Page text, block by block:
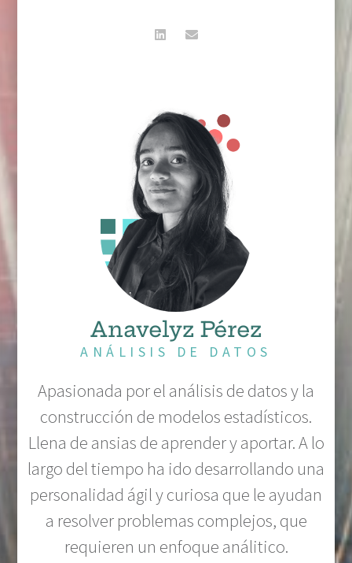
Anavelyz Pérez
ANÁLISIS DE DATOS
Apasionada por el análisis de datos y la
construcción de modelos estadísticos.
Llena de ansias de aprender y aportar. A lo
largo del tiempo ha ido desarrollando una
personalidad ágil y curiosa que le ayudan
a resolver problemas complejos, que
requieren un enfoque análitico.